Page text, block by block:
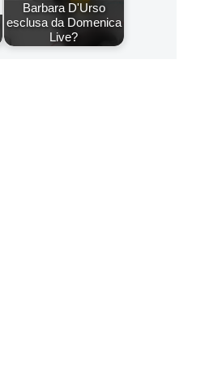
Barbara D'Urso
esclusa da Domenica
Live?